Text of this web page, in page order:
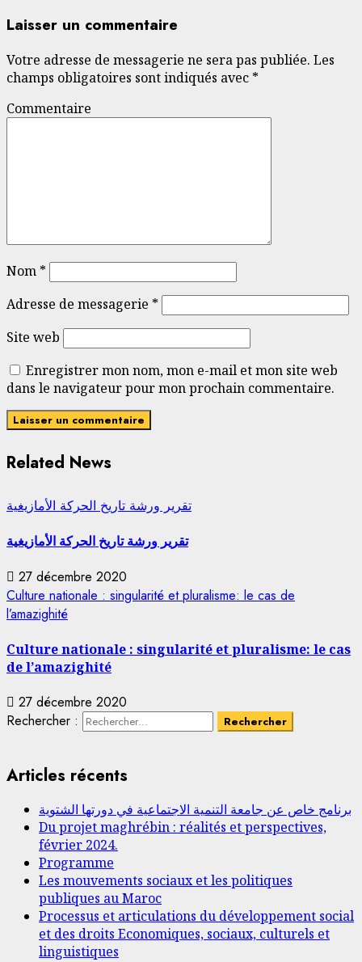
Laisser un commentaire
Votre adresse de messagerie ne sera pas publiée. Les
champs obligatoires sont indiqués avec *
Commentaire
Nom *
Adresse de messagerie *
Site web
Enregistrer mon nom, mon e-mail et mon site web
dans le navigateur pour mon prochain commentaire.
Related News
تقرير ورشة تاريخ الحركة الأمازيغية
تقرير ورشة تاريخ الحركة الأمازيغية
27 décembre 2020
Culture nationale : singularité et pluralisme: le cas de
l’amazighité
Culture nationale : singularité et pluralisme: le cas
de l’amazighité
27 décembre 2020
Rechercher :
Articles récents
برنامج خاص عن جامعة التنمية الاجتماعية في دورتها الشتوية
Du projet maghrébin : réalités et perspectives,
février 2024.
Programme
Les mouvements sociaux et les politiques
publiques au Maroc
Processus et articulations du développement social
et des droits Economiques, sociaux, culturels et
linguistiques